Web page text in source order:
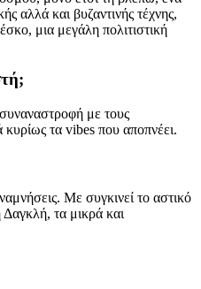
αλλά και βυζαντινής τέχνης,
μια μεγάλη πολιτιστική
με τους
τα vibes που αποπνέει.
Με συγκινεί το αστικό
Δαγκλή, τα μικρά και